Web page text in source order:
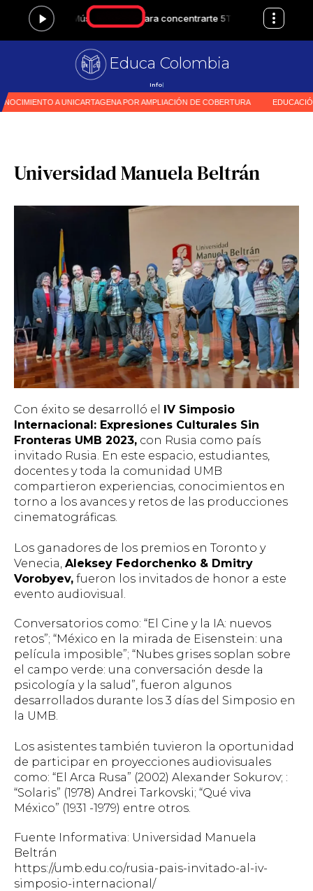
Educa Colombia
|
Universidad Manuela Beltrán
Con éxito se desarrolló el IV Simposio
Internacional: Expresiones Culturales Sin
Fronteras UMB 2023, con Rusia como país
invitado Rusia. En este espacio, estudiantes,
docentes y toda la comunidad UMB
compartieron experiencias, conocimientos en
torno a los avances y retos de las producciones
cinematográficas.
Los ganadores de los premios en Toronto y
Venecia, Aleksey Fedorchenko & Dmitry
Vorobyev, fueron los invitados de honor a este
evento audiovisual.
Conversatorios como: “El Cine y la IA: nuevos
retos”; “México en la mirada de Eisenstein: una
película imposible”; “Nubes grises soplan sobre
el campo verde: una conversación desde la
psicología y la salud”, fueron algunos
desarrollados durante los 3 días del Simposio en
la UMB.
Los asistentes también tuvieron la oportunidad
de participar en proyecciones audiovisuales
como: “El Arca Rusa” (2002) Alexander Sokurov; :
“Solaris” (1978) Andrei Tarkovski; “Qué viva
México” (1931 -1979) entre otros.
Fuente Informativa: Universidad Manuela
Beltrán
https://umb.edu.co/rusia-pais-invitado-al-iv-
simposio-internacional/